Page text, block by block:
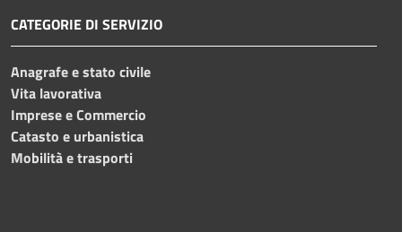
CATEGORIE DI SERVIZIO
Anagrafe e stato civile
Vita lavorativa
Imprese e Commercio
Catasto e urbanistica
Mobilità e trasporti